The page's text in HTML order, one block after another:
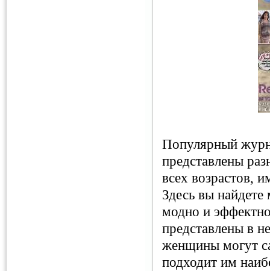
Популярный
представлены
всех возрастов,
Здесь вы
модно и
представлены в
женщины могут
подходит им